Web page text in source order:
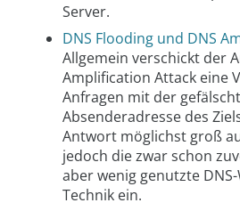
Server.
DNS Flooding und DNS
Allgemein verschickt der
Amplification Attack eine
Anfragen mit der
Absenderadresse des
Antwort möglichst groß
jedoch die zwar schon
aber wenig genutzte
Technik ein.